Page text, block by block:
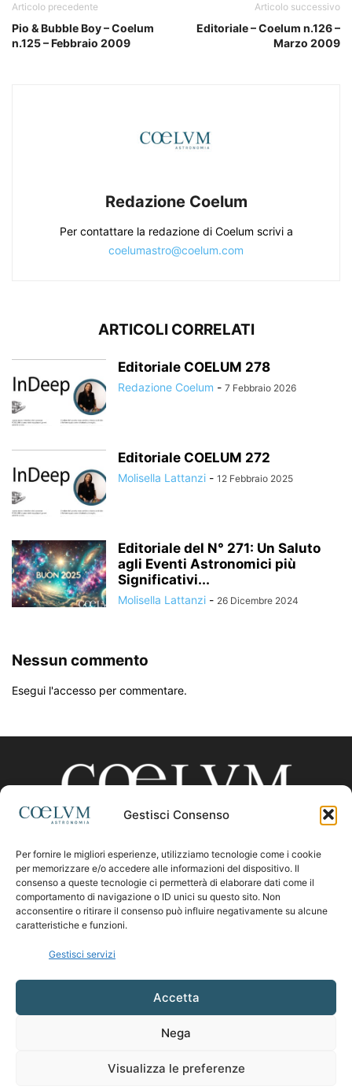
Gestisci Consenso
Per fornire le migliori esperienze, utilizziamo tecnologie come i cookie
per memorizzare e/o accedere alle informazioni del dispositivo. Il
consenso a queste tecnologie ci permetterà di elaborare dati come il
comportamento di navigazione o ID unici su questo sito. Non
acconsentire o ritirare il consenso può influire negativamente su alcune
caratteristiche e funzioni.
Gestisci servizi
Accetta
Nega
Visualizza le preferenze
Articolo precedente
Pio & Bubble Boy – Coelum
n.125 – Febbraio 2009
Articolo successivo
Editoriale – Coelum n.126 –
Marzo 2009
Redazione Coelum
Per contattare la redazione di Coelum scrivi a
coelumastro@coelum.com
ARTICOLI CORRELATI
Editoriale COELUM 278
Redazione Coelum - 7 Febbraio 2026
Editoriale COELUM 272
Molisella Lattanzi - 12 Febbraio 2025
Editoriale del N° 271: Un Saluto
agli Eventi Astronomici più
Significativi...
Molisella Lattanzi - 26 Dicembre 2024
Nessun commento
Esegui l'accesso per commentare.
CHI SIAMO
Contattaci:coelumastro@coelum.com